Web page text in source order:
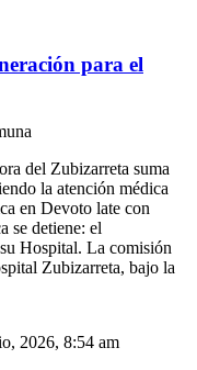
para el
del Zubizarreta suma
la atención médica
en Devoto late con
se detiene: el
Hospital. La comisión
Zubizarreta, bajo la
2026, 8:54 am